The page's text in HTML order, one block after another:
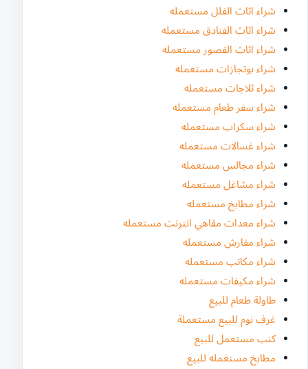
شراء اثاث الفلل مستعمله
شراء اثاث الفنادق مستعمله
شراء اثاث القصور مستعمله
شراء بوتجازات مستعمله
شراء ثلاجات مستعمله
شراء سفر طعام مستعمله
شراء سكراب مستعمله
شراء غسالات مستعمله
شراء مجالس مستعمله
شراء مشاغل مستعمله
شراء مطابخ مستعمله
شراء معدات مقاهي انترنت مستعمله
شراء مفارش مستعمله
شراء مكاتب مستعمله
شراء مكيفات مستعمله
طاولة طعام للبيع
غرف نوم للبيع مستعملة
كنب مستعمل للبيع
مطابخ مستعمله للبيع